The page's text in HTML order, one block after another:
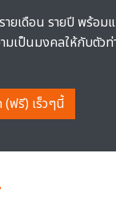
ยเดือน รายปี พร้อม
มเป็นมงคลให้กับตัวท่
(ฟรี) เร็วๆนี้